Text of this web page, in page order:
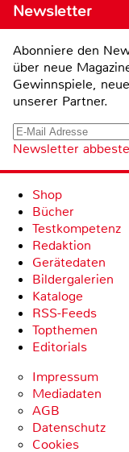
Newsletter
Abonniere den
über neue
Gewinnspiele,
unserer Partner.
Newsletter
Shop
Bücher
Testkompetenz
Redaktion
Gerätedaten
Bildergalerien
Kataloge
RSS-Feeds
Topthemen
Editorials
Impressum
Mediadaten
AGB
Datenschutz
Cookies